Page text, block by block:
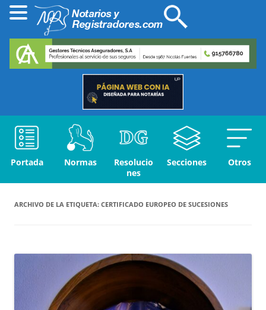
Portada Normas
Resolucio
nes
Secciones Otros
ARCHIVO DE LA ETIQUETA: CERTIFICADO EUROPEO DE SUCESIONES